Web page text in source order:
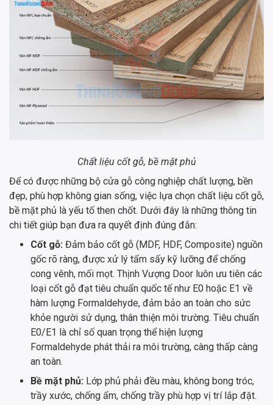
Chất liệu cốt gỗ, bề mặt phủ
Để có được những bộ cửa gỗ công nghiệp chất lượng, bền
đẹp, phù hợp không gian sống, việc lựa chọn chất liệu cốt gỗ,
bề mặt phủ là yếu tố then chốt. Dưới đây là những thông tin
chi tiết giúp bạn đưa ra quyết định đúng đắn:
Cốt gỗ: Đảm bảo cốt gỗ (MDF, HDF, Composite) nguồn
gốc rõ ràng, được xử lý tẩm sấy kỹ lưỡng để chống
cong vênh, mối mọt. Thịnh Vượng Door luôn ưu tiên các
loại cốt gỗ đạt tiêu chuẩn quốc tế như E0 hoặc E1 về
hàm lượng Formaldehyde, đảm bảo an toàn cho sức
khỏe người sử dụng, thân thiện môi trường. Tiêu chuẩn
E0/E1 là chỉ số quan trọng thể hiện lượng
Formaldehyde phát thải ra môi trường, càng thấp càng
an toàn.
Bề mặt phủ: Lớp phủ phải đều màu, không bong tróc,
trầy xước, chống ẩm, chống trầy phù hợp vị trí lắp đặt.